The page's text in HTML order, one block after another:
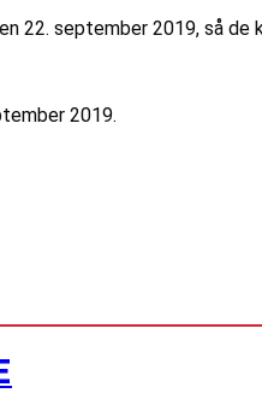
22. september 2019, så
2019.